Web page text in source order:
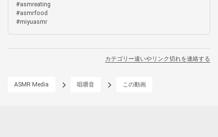
#asmreating
#asmrfood
#miyuasmr
カテゴリー違いやリンク切れを連絡する
ASMR Media 咀嚼音 この動画